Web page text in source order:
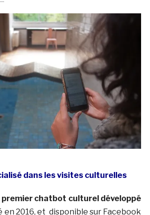
dans les visites culturelles
premier chatbot culturel développé
en 2016, et disponible sur Facebook